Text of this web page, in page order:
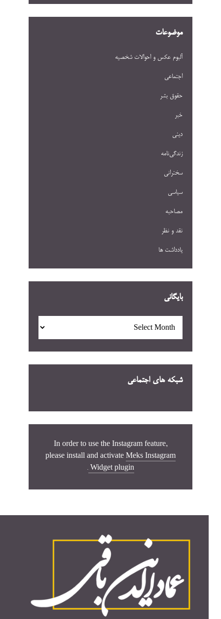
موضوعات
آلبوم عکس و احوالات شخصيه
اجتماعی
حقوق بشر
خبر
دینی
زندگی‌نامه
سخنرانی
سیاسی
مصاحبه
نقد و نظر
یادداشت ها
بایگانی
شبکه های اجتماعی
In order to use the Instagram feature,
please install and activate Meks Instagram
Widget plugin
.